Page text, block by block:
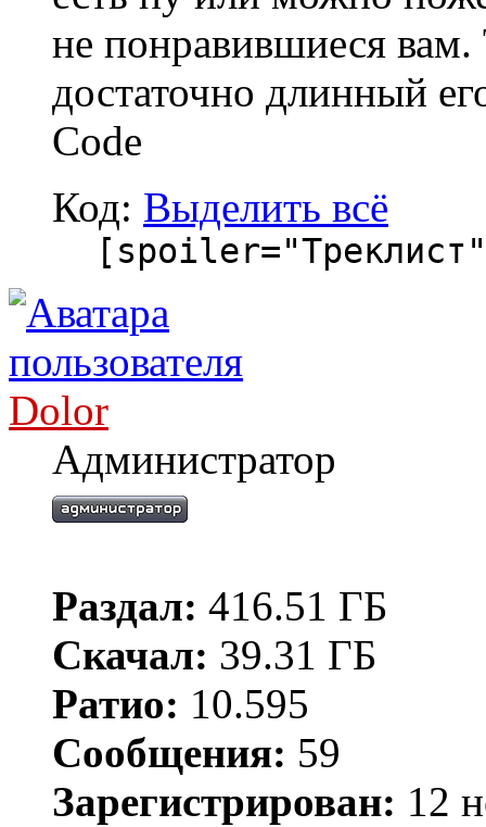
не понравившиеся вам.
достаточно длинный
Code
Код: Выделить всё
Dolor
Администратор
Раздал: 416.51 ГБ
Скачал: 39.31 ГБ
Ратио: 10.595
Сообщения: 59
Зарегистрирован: 12